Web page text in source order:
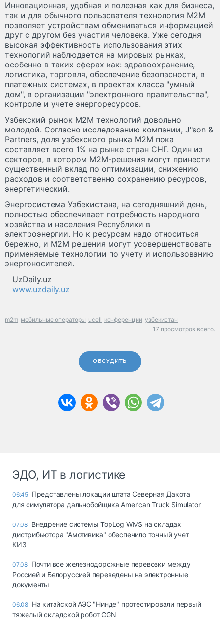
Инновационная, удобная и полезная как для бизнеса,
так и для обычного пользователя технология М2М
позволяет устройствам обмениваться информацией
друг с другом без участия человека. Уже сегодня
высокая эффективность использования этих
технологий наблюдается на мировых рынках,
особенно в таких сферах как: здравоохранение,
логистика, торговля, обеспечение безопасности, в
платежных системах, в проектах класса "умный
дом", в организации "электронного правительства",
контроле и учете энергоресурсов.
Узбекский рынок M2M технологий довольно
молодой. Согласно исследованию компании, J"son &
Partners, доля узбекского рынка М2М пока
составляет всего 1% на рынке стран СНГ. Один из
секторов, в котором М2М-решения могут принести
существенный вклад по оптимизации, снижению
расходов и соответственно сохранению ресурсов,
энергетический.
Энергосистема Узбекистана, на сегодняшний день,
полностью обеспечивает потребность народного
хозяйства и населения Республики в
электроэнергии. Но к ресурсам надо относиться
бережно, и M2M решения могут усовершенствовать
применяемые технологии по учету и использованию
энергоносителей.
UzDaily.uz
www.uzdaily.uz
m2m мобильные операторы ucell конференции узбекистан
17 просмотров всего.
ОБСУДИТЬ
ЭДО, ИТ в логистике
06:45 Представлены локации штата Северная Дакота
для симулятора дальнобойщика American Truck Simulator
07.08 Внедрение системы TopLog WMS на складах
дистрибьютора "Амотивика" обеспечило точный учет
КИЗ
07.08 Почти все железнодорожные перевозки между
Россией и Белоруссией переведены на электронные
документы
06.08 На китайской АЭС "Нинде" протестировали первый
тяжелый складской робот CGN